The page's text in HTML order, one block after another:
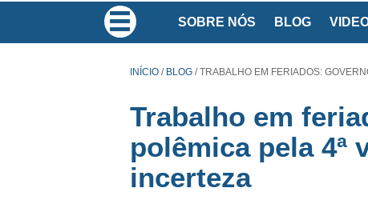
SOBRE NÓS BLOG
INÍCIO / BLOG /TRABALHO EM FERIADOS:
Trabalho em
polêmica pela 4ª
incerteza